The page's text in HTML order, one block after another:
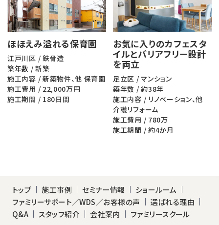
ほほえみ溢れる保育園
江戸川区 / 鉄骨造
築年数 / 新築
施工内容 / 新築物件、他 保育園
施工費用 / 22,000万円
施工期間 / 180日間
お気に入りのカフェスタ
イルとバリアフリー設計
を両立
足立区 / マンション
築年数 / 約38年
施工内容 / リノベーション、他
介護リフォーム
施工費用 / 780万
施工期間 / 約4か月
トップ 施工事例 セミナー情報
ショールーム
ファミリーサポート／WDS／お客様の声
選ばれる理由
Q&A
スタッフ紹介 会社案内
ファミリースクール